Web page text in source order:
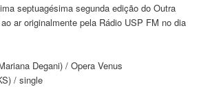
septuagésima segunda edição do Outra
ar originalmente pela Rádio USP FM no dia
Degani) / Opera Venus
/ single